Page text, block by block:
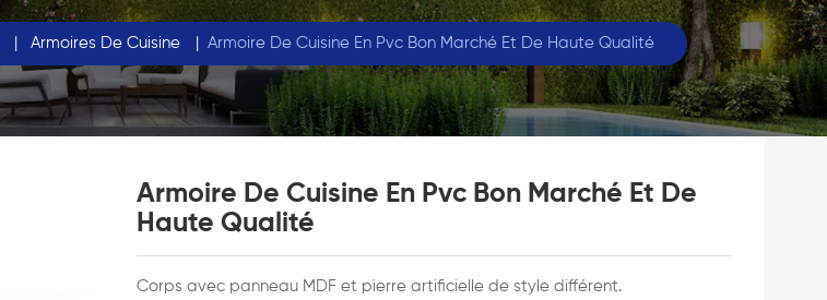
| Armoires De Cuisine | Armoire De Cuisine En Pvc Bon Marché Et De Haute Qualité
Armoire De Cuisine En Pvc Bon Marché Et De
Haute Qualité
Corps avec panneau MDF et pierre artificielle de style différent.